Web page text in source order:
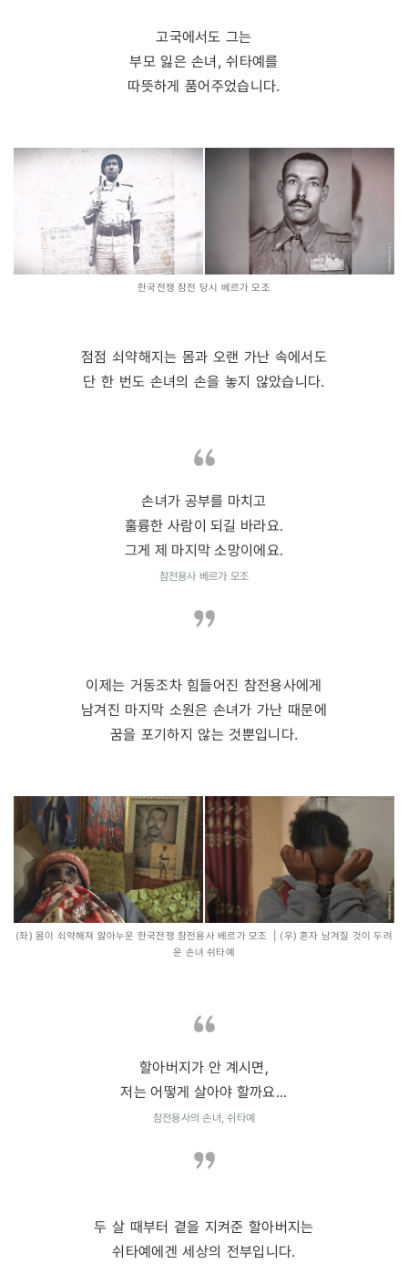
고국에서도 그는
부모 잃은 손녀, 쉬타예를
따뜻하게 품어주었습니다.
한국전쟁 참전 당시 베르가 모조
점점 쇠약해지는 몸과 오랜 가난 속에서도
단 한 번도 손녀의 손을 놓지 않았습니다.
손녀가 공부를 마치고
훌륭한 사람이 되길 바라요.
그게 제 마지막 소망이에요.
참전용사 베르가 모조
이제는 거동조차 힘들어진 참전용사에게
남겨진 마지막 소원은 손녀가 가난 때문에
꿈을 포기하지 않는 것뿐입니다.
(좌) 몸이 쇠약해져 앓아누운 한국전쟁 참전용사 베르가 모조 | (우) 혼자 남겨질 것이 두려
운 손녀 쉬타예
할아버지가 안 계시면,
저는 어떻게 살아야 할까요...
참전용사의 손녀, 쉬타예
두 살 때부터 곁을 지켜준 할아버지는
쉬타예에겐 세상의 전부입니다.